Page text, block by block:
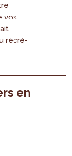
vos
récré-
en